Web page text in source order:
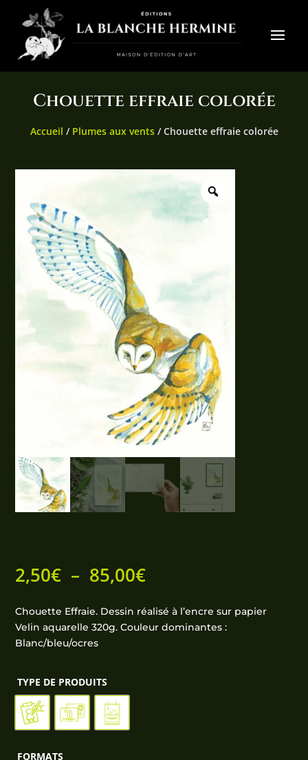
Chouette effraie colorée
Accueil / Plumes aux vents/ Chouette effraie colorée
2,50€ – 85,00€Plage
prix :
2,50€
à
Chouette Effraie. Dessin réalisé à l’encre sur papier
Velin aquarelle 320g. Couleur dominantes :
Blanc/bleu/ocres
TYPE DE PRODUITS
FORMATS